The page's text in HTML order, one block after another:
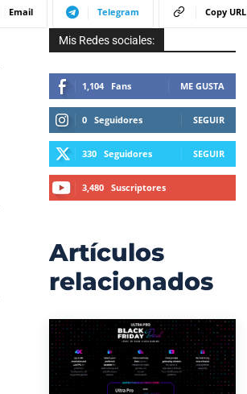
Email Telegram Copy URL
Mis Redes sociales:
1,104 Fans ME GUSTA
0 Seguidores SEGUIR
330 Seguidores SEGUIR
3,480 Suscriptores
Artículos
relacionados